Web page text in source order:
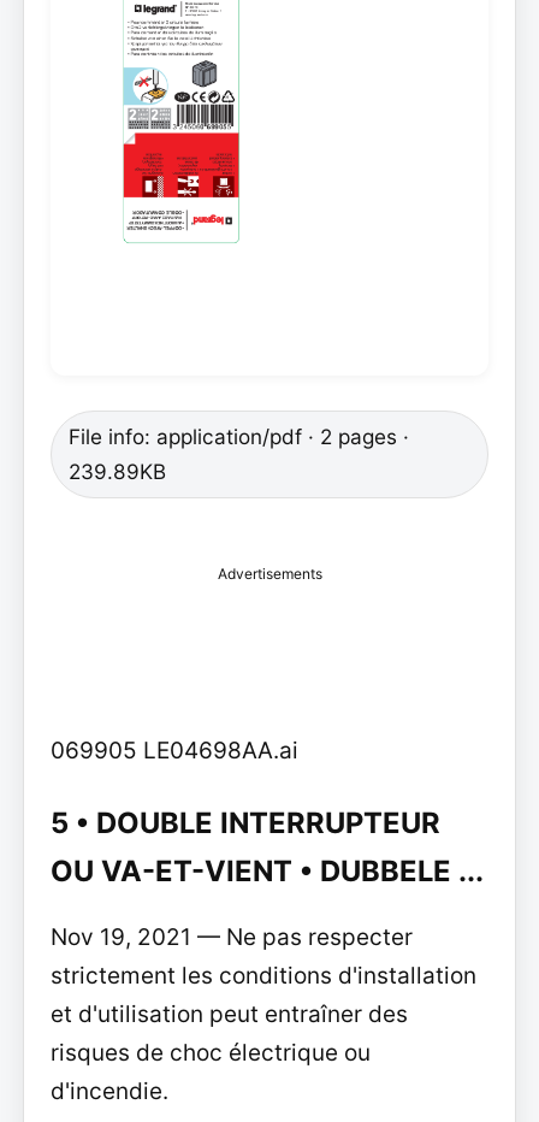
File info: application/pdf · 2 pages ·
239.89KB
Advertisements
069905 LE04698AA.ai
5 • DOUBLE INTERRUPTEUR
OU VA-ET-VIENT • DUBBELE ...
Nov 19, 2021 — Ne pas respecter
strictement les conditions d'installation
et d'utilisation peut entraîner des
risques de choc électrique ou
d'incendie.